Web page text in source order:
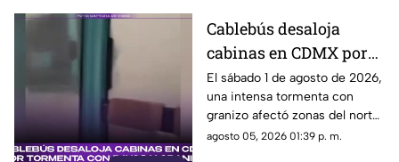
Cablebús desaloja
cabinas en CDMX por
tormenta con rayos y
granizo
El sábado 1 de agosto de 2026,
una intensa tormenta con
granizo afectó zonas del norte
y oriente de la ciudad de
agosto 05, 2026 01:39 p. m.